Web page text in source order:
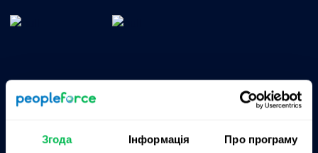
Згода Інформація Про програму